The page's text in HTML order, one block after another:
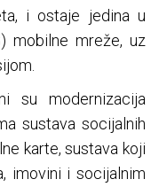
i ostaje jedina u
mobilne mreže, uz
su modernizacija
sustava socijalnih
karte, sustava koji
imovini i socijalnim